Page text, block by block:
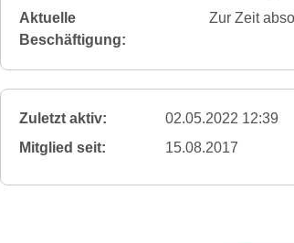
Aktuelle
Beschäftigung:
Zur Zeit
Zuletzt aktiv: 02.05.2022 12:39
Mitglied seit:
15.08.2017